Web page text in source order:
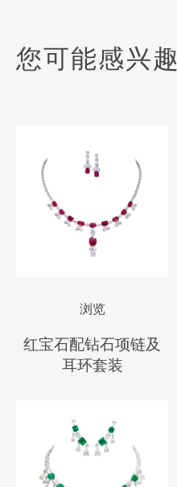
您可能感兴趣
浏览
红宝石配钻石项链及
耳环套装